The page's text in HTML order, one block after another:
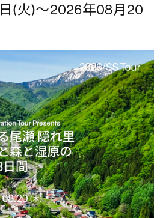
(火)～2026年08月20